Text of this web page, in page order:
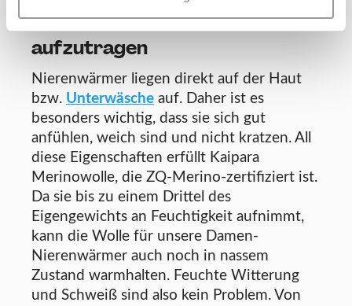
ohne zu kratzen oder
aufzutragen
Nierenwärmer liegen direkt auf der Haut
bzw. Unterwäsche auf. Daher ist es
besonders wichtig, dass sie sich gut
anfühlen, weich sind und nicht kratzen. All
diese Eigenschaften erfüllt Kaipara
Merinowolle, die ZQ-Merino-zertifiziert ist.
Da sie bis zu einem Drittel des
Eigengewichts an Feuchtigkeit aufnimmt,
kann die Wolle für unsere Damen-
Nierenwärmer auch noch in nassem
Zustand warmhalten. Feuchte Witterung
und Schweiß sind also kein Problem. Von